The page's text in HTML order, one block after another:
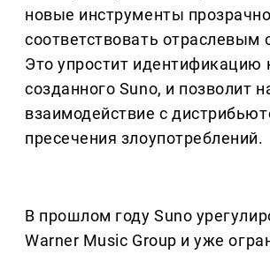
новые инструменты
соответствовать отраслевым
Это упростит идентификацию
созданного Suno, и позволит
взаимодействие с
пресечения злоупотреблений.
В прошлом году Suno
Warner Music Group и уже